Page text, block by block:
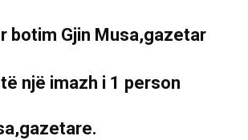
botim Gjin Musa,gazetar